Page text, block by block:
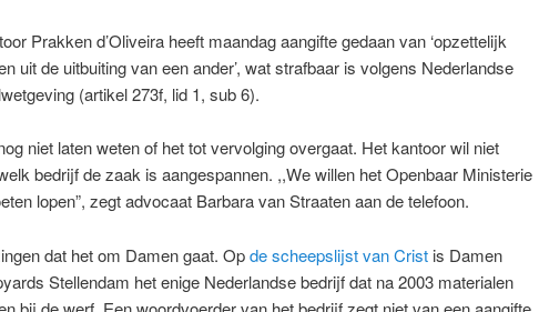
Prakken d’Oliveira heeft maandag aangifte gedaan van ‘opzettelijk
uit de uitbuiting van een ander’, wat strafbaar is volgens Nederlandse
(artikel 273f, lid 1, sub 6).
niet laten weten of het tot vervolging overgaat. Het kantoor wil niet
bedrijf de zaak is aangespannen. ,,We willen het Openbaar Ministerie
lopen”, zegt advocaat Barbara van Straaten aan de telefoon.
dat het om Damen gaat. Opde scheepslijst van Crist is Damen
Stellendam het enige Nederlandse bedrijf dat na 2003 materialen